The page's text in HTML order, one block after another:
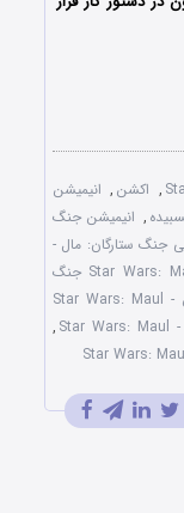
, اکشن , انیمیشن
, انیمیشن جنگ
جنگ ستارگان: مال -
دانلود انیمیشن Star Wars: Maul Shadow Lord جنگ
دوبله فارسی انیمیشن Star Wars: Maul -
,